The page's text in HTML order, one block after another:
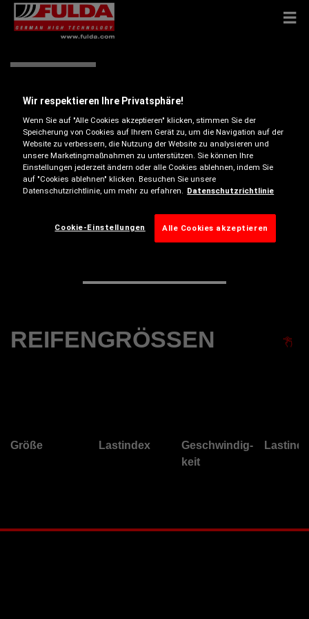
REIFENGRÖSSEN
Größe Lastindex
Geschwindig-
keit
Wir respektieren Ihre Privatsphäre!
Wenn Sie auf "Alle Cookies akzeptieren" klicken, stimmen Sie der
Speicherung von Cookies auf Ihrem Gerät zu, um die Navigation auf der
Website zu verbessern, die Nutzung der Website zu analysieren und
unsere Marketingmaßnahmen zu unterstützen. Sie können Ihre
Einstellungen jederzeit ändern oder alle Cookies ablehnen, indem Sie
auf "Cookies ablehnen" klicken. Besuchen Sie unsere
Datenschutzrichtlinie, um mehr zu erfahren. Datenschutzrichtlinie
Cookie-Einstellungen Alle Cookies akzeptieren